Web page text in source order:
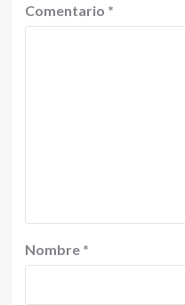
Comentario *
Nombre *